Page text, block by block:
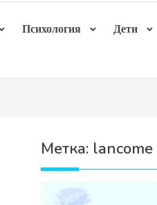
Психология Дети
Метка: lancome